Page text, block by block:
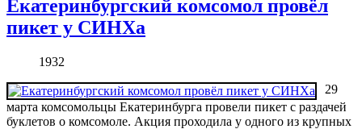
Екатеринбургский комсомол провёл
пикет у СИНХа
1932
29
марта комсомольцы Екатеринбурга провели пикет с раздачей
буклетов о комсомоле. Акция проходила у одного из крупных